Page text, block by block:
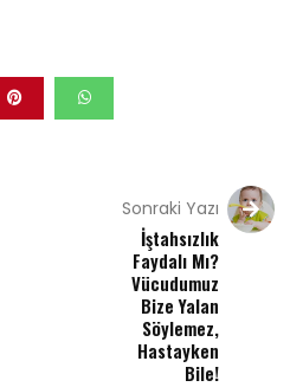
Sonraki Yazı
İştahsızlık
Faydalı Mı?
Vücudumuz
Bize Yalan
Söylemez,
Hastayken
Bile!